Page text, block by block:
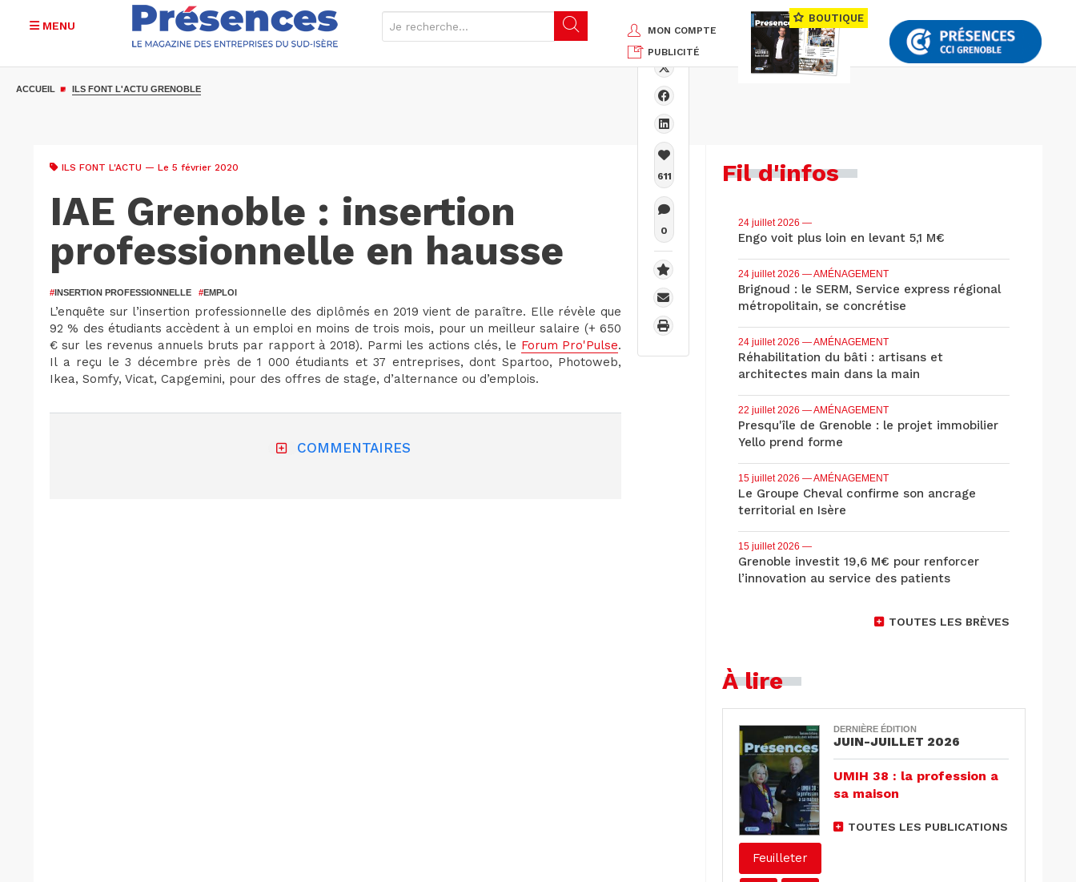
MENU
MON COMPTE
PUBLICITÉ
BOUTIQUE
ACCUEIL ILS FONT L'ACTU GRENOBLE
ILS FONT L'ACTU — Le 5 février 2020
IAE Grenoble : insertion
professionnelle en hausse
#INSERTION PROFESSIONNELLE #EMPLOI
L’enquête sur l’insertion professionnelle des diplômés en 2019 vient de paraître. Elle révèle que
92 % des étudiants accèdent à un emploi en moins de trois mois, pour un meilleur salaire (+ 650
€ sur les revenus annuels bruts par rapport à 2018). Parmi les actions clés, le Forum Pro'Pulse.
Il a reçu le 3 décembre près de 1 000 étudiants et 37 entreprises, dont Spartoo, Photoweb,
Ikea, Somfy, Vicat, Capgemini, pour des offres de stage, d’alternance ou d’emplois.
COMMENTAIRES
611
0
Fil d'infos
24 juillet 2026 —
Engo voit plus loin en levant 5,1 M€
24 juillet 2026 — AMÉNAGEMENT
Brignoud : le SERM, Service express régional
métropolitain, se concrétise
24 juillet 2026 — AMÉNAGEMENT
Réhabilitation du bâti : artisans et
architectes main dans la main
22 juillet 2026 — AMÉNAGEMENT
Presqu'île de Grenoble : le projet immobilier
Yello prend forme
15 juillet 2026 — AMÉNAGEMENT
Le Groupe Cheval confirme son ancrage
territorial en Isère
15 juillet 2026 —
Grenoble investit 19,6 M€ pour renforcer
l’innovation au service des patients
TOUTES LES BRÈVES
À lire
Feuilleter
DERNIÈRE ÉDITION
JUIN-JUILLET 2026
UMIH 38 : la profession a
sa maison
TOUTES LES PUBLICATIONS